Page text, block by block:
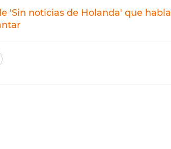
'Sin noticias de Holanda' que